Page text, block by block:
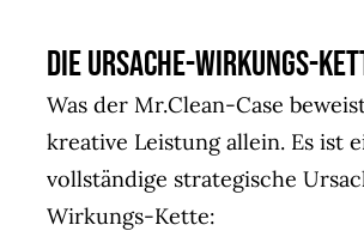
Die Ursache-Wirkungs-
Was der Mr.Clean-Case
kreative Leistung allein. Es ist
vollständige strategische
Wirkungs-Kette: